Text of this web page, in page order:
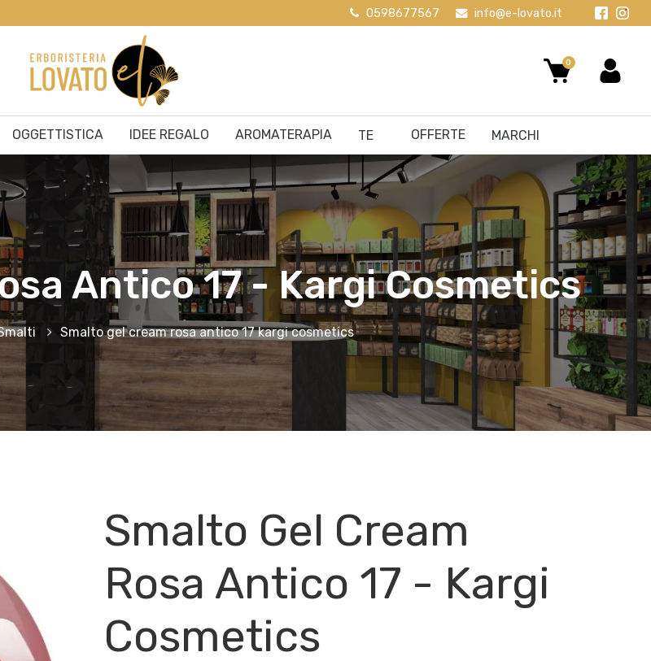
0598677567 info@e-lovato.it
0
OGGETTISTICA IDEE REGALO AROMATERAPIA TE OFFERTE MARCHI
Antico 17 - Kargi Cosmetics
Smalto gel cream rosa antico 17 kargi cosmetics
Smalto Gel Cream
Rosa Antico 17 - Kargi
Cosmetics